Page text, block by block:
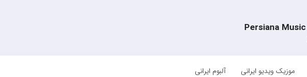
موزیک ویدیو ایرانی آلبوم ایرانی